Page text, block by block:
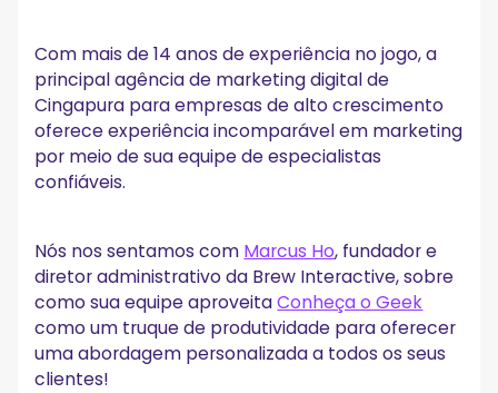
Comece a hackear a produtividade com o
MeetGeek hoje mesmo!
Com mais de 14 anos de experiência no jogo, a
principal agência de marketing digital de
Cingapura para empresas de alto crescimento
oferece experiência incomparável em marketing
por meio de sua equipe de especialistas
confiáveis.
Nós nos sentamos com Marcus Ho, fundador e
diretor administrativo da Brew Interactive, sobre
como sua equipe aproveitaConheça o Geek
como um truque de produtividade para oferecer
uma abordagem personalizada a todos os seus
clientes!